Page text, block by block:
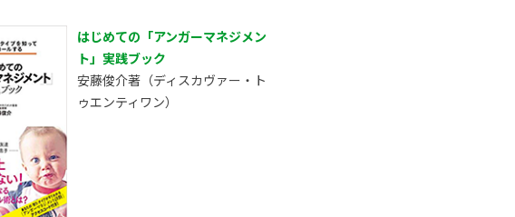
はじめての「アンガーマネジメン
ト」実践ブック
安藤俊介著（ディスカヴァー・ト
ゥエンティワン）